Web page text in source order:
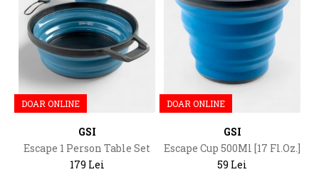
DOAR ONLINE
GSI
Escape 1 Person Table Set
179 Lei
DOAR ONLINE
GSI
Escape Cup 500Ml [17 Fl.Oz.]
59 Lei